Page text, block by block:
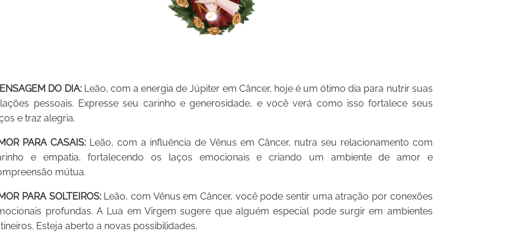
DO DIA:Leão, com a energia de Júpiter em Câncer, hoje é um ótimo dia para nutrir suas
pessoais. Expresse seu carinho e generosidade, e você verá como isso fortalece seus
e traz alegria.
PARA CASAIS: Leão, com a influência de Vênus em Câncer, nutra seu relacionamento com
e empatia, fortalecendo os laços emocionais e criando um ambiente de amor e
mútua.
PARA SOLTEIROS:Leão, com Vênus em Câncer, você pode sentir uma atração por conexões
profundas. A Lua em Virgem sugere que alguém especial pode surgir em ambientes
Esteja aberto a novas possibilidades.